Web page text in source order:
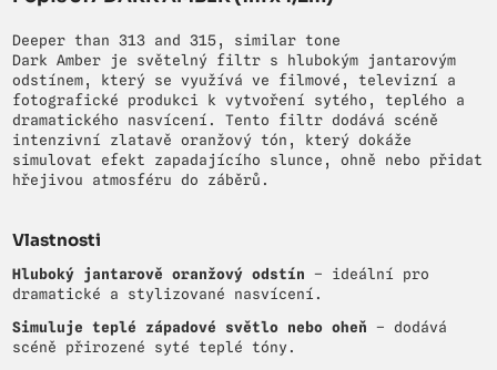
Deeper than 313 and 315, similar tone
Dark Amber je světelný filtr s hlubokým jantarovým
odstínem, který se využívá ve filmové, televizní a
fotografické produkci k vytvoření sytého, teplého a
dramatického nasvícení. Tento filtr dodává scéně
intenzivní zlatavě oranžový tón, který dokáže
simulovat efekt zapadajícího slunce, ohně nebo přidat
hřejivou atmosféru do záběrů.
Vlastnosti
Hluboký jantarově oranžový odstín – ideální pro
dramatické a stylizované nasvícení.
Simuluje teplé západové světlo nebo oheň – dodává
scéně přirozené syté teplé tóny.